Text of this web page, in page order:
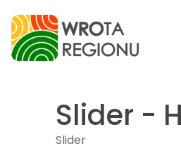
Slider -
Slider